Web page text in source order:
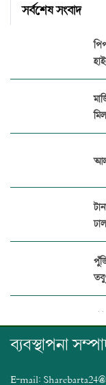
সর্বশেষ সংবাদ
ব্যবস্থাপনা
E-mail: